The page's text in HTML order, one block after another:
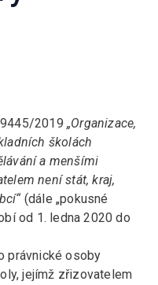
2019 „Organizace,
školách
a menšími
není stát, kraj,
(dále „pokusné
od 1. ledna 2020 do
právnické osoby
jejímž zřizovatelem